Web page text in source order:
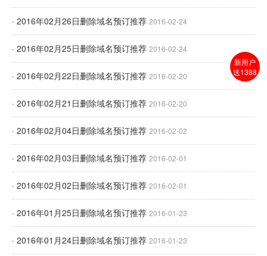
· 2016年02月26日删除域名预订推荐 2016-02-24
· 2016年02月25日删除域名预订推荐 2016-02-24
· 2016年02月22日删除域名预订推荐 2016-02-20
· 2016年02月21日删除域名预订推荐 2016-02-20
· 2016年02月04日删除域名预订推荐 2016-02-02
· 2016年02月03日删除域名预订推荐 2016-02-01
· 2016年02月02日删除域名预订推荐 2016-02-01
· 2016年01月25日删除域名预订推荐 2016-01-23
· 2016年01月24日删除域名预订推荐 2016-01-23
新用户
送1388